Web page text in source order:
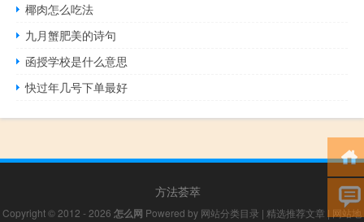
椰肉怎么吃法
九月蟹肥美的诗句
函授学校是什么意思
快过年几号下单最好
方法荟萃
Copyright © 2012 - 2026 怎么网 Powered by 网站分类目录 | 精选推荐文章 | 网站地